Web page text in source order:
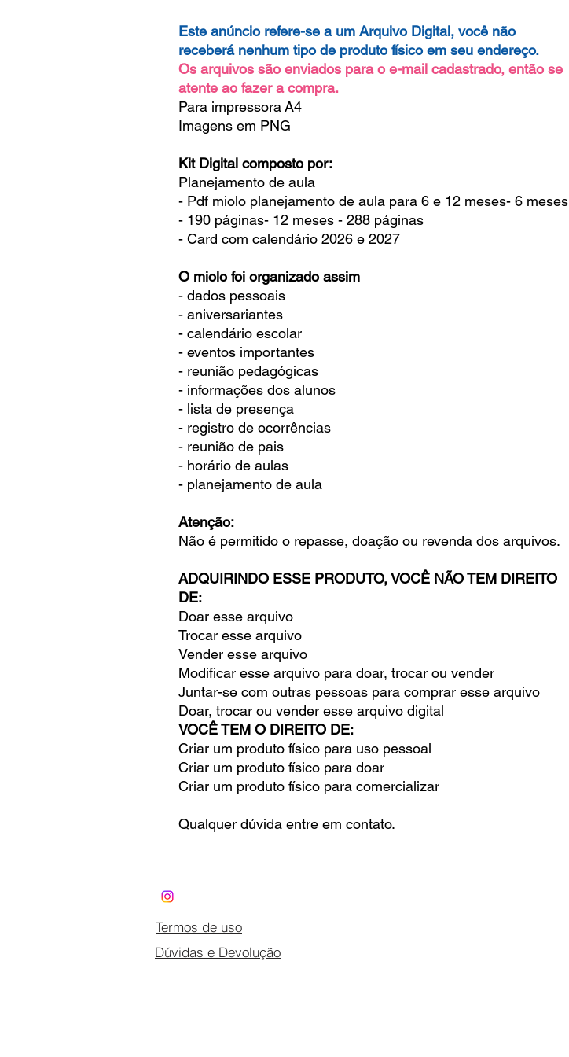
Este anúncio refere-se a um Arquivo Digital, você não
receberá nenhum tipo de produto físico em seu endereço.
Os arquivos são enviados para o e-mail cadastrado, então se
atente ao fazer a compra.
Para impressora A4
Imagens em PNG
Kit Digital composto por:
Planejamento de aula
- Pdf miolo planejamento de aula para 6 e 12 meses- 6 meses
- 190 páginas- 12 meses - 288 páginas
- Card com calendário 2026 e 2027
O miolo foi organizado assim
- dados pessoais
- aniversariantes
- calendário escolar
- eventos importantes
- reunião pedagógicas
- informações dos alunos
- lista de presença
- registro de ocorrências
- reunião de pais
- horário de aulas
- planejamento de aula
Atenção:
Não é permitido o repasse, doação ou revenda dos arquivos.
ADQUIRINDO ESSE PRODUTO, VOCÊ NÃO TEM DIREITO
DE:
Doar esse arquivo
Trocar esse arquivo
Vender esse arquivo
Modificar esse arquivo para doar, trocar ou vender
Juntar-se com outras pessoas para comprar esse arquivo
Doar, trocar ou vender esse arquivo digital
VOCÊ TEM O DIREITO DE:
Criar um produto físico para uso pessoal
Criar um produto físico para doar
Criar um produto físico para comercializar
Qualquer dúvida entre em contato.
Termos de uso
Dúvidas e Devolução